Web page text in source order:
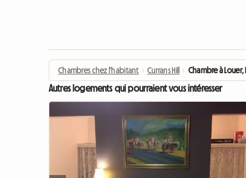
Chambres chez l'habitant › Currans Hill › Chambre à
Autres logements qui pourraient vous intéresser